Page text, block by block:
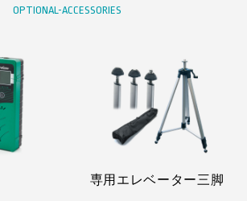
OPTIONAL-ACCESSORIES
専用エレベーター三脚